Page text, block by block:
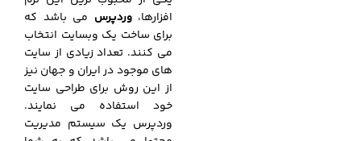
افزارها،وردپرس می باشد که
برای ساخت یک وبسایت انتخاب
می کنند. تعداد زیادی از سایت
های موجود در ایران و جهان نیز
از این روش برای طراحی سایت
خود استفاده می نمایند.
وردپرس یک سیستم مدیریت